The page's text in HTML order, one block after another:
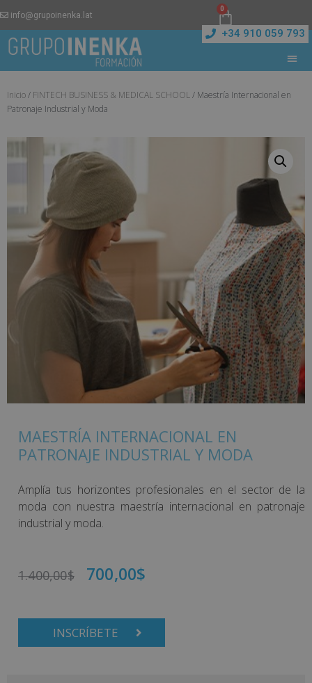
info@grupoinenka.lat
0
+34 910 059 793
Inicio/ FINTECH BUSINESS & MEDICAL SCHOOL/ Maestría Internacional en
Patronaje Industrial y Moda
MAESTRÍA INTERNACIONAL EN
PATRONAJE INDUSTRIAL Y MODA
Amplía tus horizontes profesionales en el sector de la
moda con nuestra maestría internacional en patronaje
industrial y moda.
1.400,00$ 700,00$
INSCRÍBETE